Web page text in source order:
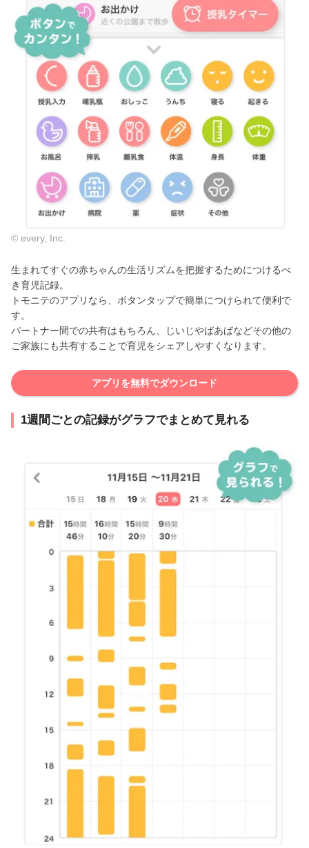
© every, Inc.
生まれてすぐの赤ちゃんの生活リズムを把握するためにつけるべ
き育児記録。
トモニテのアプリなら、ボタンタップで簡単につけられて便利で
す。
パートナー間での共有はもちろん、じいじやばあばなどその他の
ご家族にも共有することで育児をシェアしやすくなります。
アプリを無料でダウンロード
1週間ごとの記録がグラフでまとめて見れる